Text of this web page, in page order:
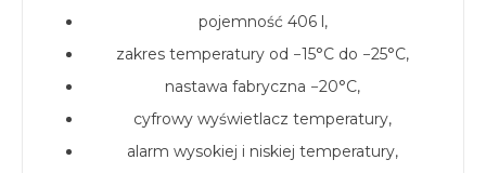
pojemność 406 l,
zakres temperatury od −15°C do −25°C,
nastawa fabryczna −20°C,
cyfrowy wyświetlacz temperatury,
alarm wysokiej i niskiej temperatury,